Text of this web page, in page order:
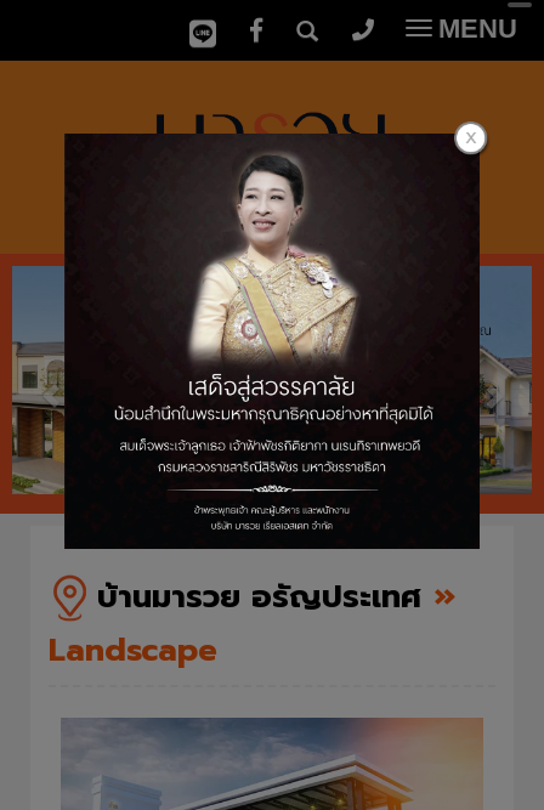
Toggle
MENU
บ้านมารวย อรัญประเทศ »
Landscape